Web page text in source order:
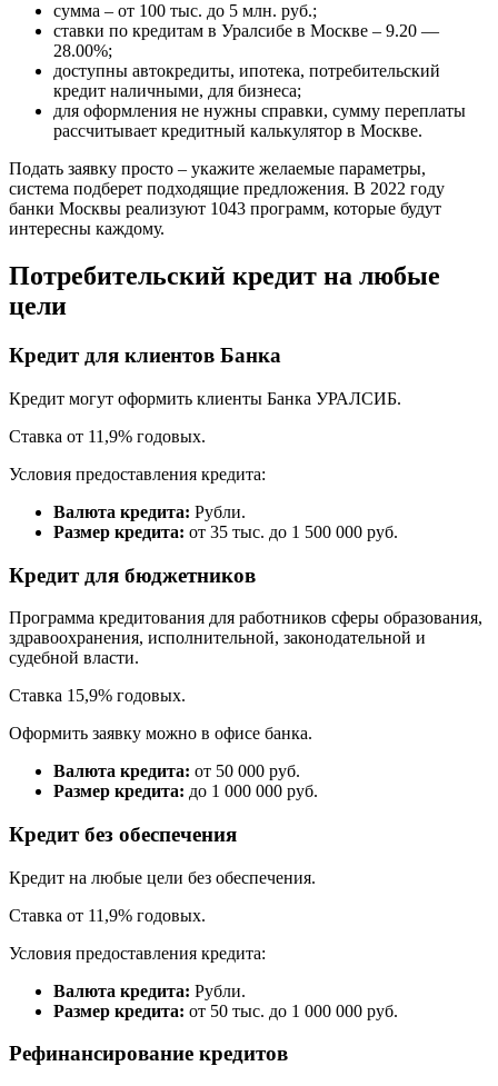
сумма – от 100 тыс. до 5 млн. руб.;
ставки по кредитам в Уралсибе в Москве – 9.20 —
28.00%;
доступны автокредиты, ипотека, потребительский
кредит наличными, для бизнеса;
для оформления не нужны справки, сумму переплаты
рассчитывает кредитный калькулятор в Москве.
Подать заявку просто – укажите желаемые параметры,
система подберет подходящие предложения. В 2022 году
банки Москвы реализуют 1043 программ, которые будут
интересны каждому.
Потребительский кредит на любые
цели
Кредит для клиентов Банка
Кредит могут оформить клиенты Банка УРАЛСИБ.
Ставка от 11,9% годовых.
Условия предоставления кредита:
Валюта кредита: Рубли.
Размер кредита: от 35 тыс. до 1 500 000 руб.
Кредит для бюджетников
Программа кредитования для работников сферы образования,
здравоохранения, исполнительной, законодательной и
судебной власти.
Ставка 15,9% годовых.
Оформить заявку можно в офисе банка.
Валюта кредита: от 50 000 руб.
Размер кредита: до 1 000 000 руб.
Кредит без обеспечения
Кредит на любые цели без обеспечения.
Ставка от 11,9% годовых.
Условия предоставления кредита:
Валюта кредита: Рубли.
Размер кредита: от 50 тыс. до 1 000 000 руб.
Рефинансирование кредитов